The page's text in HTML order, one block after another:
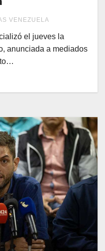
VENEZUELA
el jueves la
anunciada a mediados